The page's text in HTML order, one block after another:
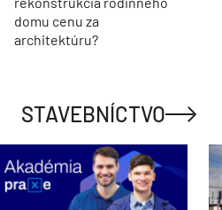
domu cenu za
architektúru?
STAVEBNÍCTVO